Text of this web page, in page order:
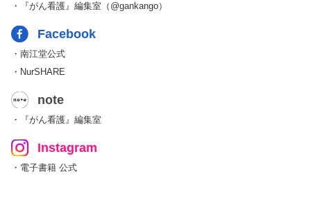
・『がん看護』編集室（@gankango）
Facebook
・南江堂公式
・NurSHARE
note
・『がん看護』編集室
Instagram
・電子書籍 公式